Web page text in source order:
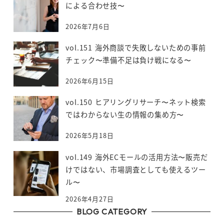
による合わせ技〜
2026年7月6日
vol.151 海外商談で失敗しないための事前
チェック〜準備不足は負け戦になる〜
2026年6月15日
vol.150 ヒアリングリサーチ〜ネット検索
ではわからない生の情報の集め方〜
2026年5月18日
vol.149 海外ECモールの活用方法〜販売だ
けではない、市場調査としても使えるツー
ル〜
2026年4月27日
BLOG CATEGORY